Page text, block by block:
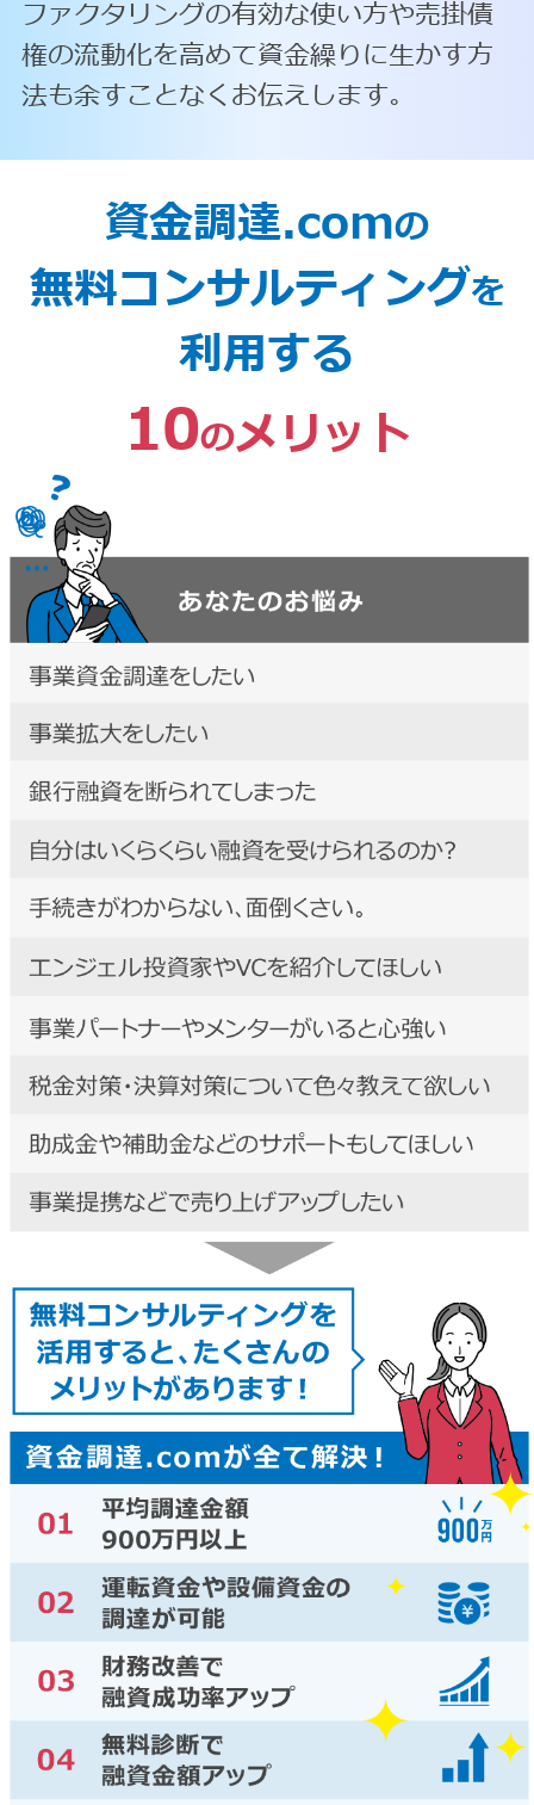
ファクタリングの有効な使い方や売掛債
権の流動化を高めて資金繰りに生かす方
法も余すことなくお伝えします。
資金調達.comの
無料コンサルティングを
利用する
10のメリット